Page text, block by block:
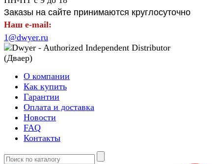
Заказы на сайте принимаются круглосуточно
Наш e-mail:
1@dwyer.ru
О компании
Как купить
Гарантии
Оплата и доставка
Новости
FAQ
Контакты